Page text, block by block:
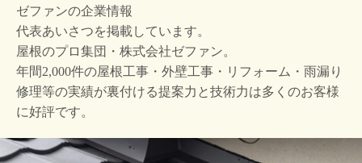
ゼファンの企業情報
代表あいさつを掲載しています。
屋根のプロ集団・株式会社ゼファン。
年間2,000件の屋根工事・外壁工事・リフォーム・雨漏り
修理等の実績が裏付ける提案力と技術力は多くのお客様
に好評です。